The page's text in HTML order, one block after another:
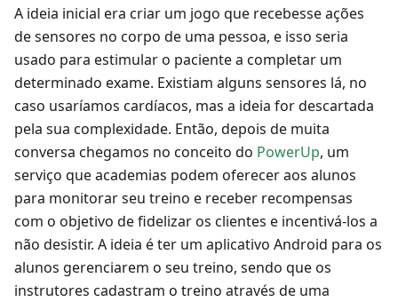
A ideia inicial era criar um jogo que recebesse ações
de sensores no corpo de uma pessoa, e isso seria
usado para estimular o paciente a completar um
determinado exame. Existiam alguns sensores lá, no
caso usaríamos cardíacos, mas a ideia for descartada
pela sua complexidade. Então, depois de muita
conversa chegamos no conceito do PowerUp, um
serviço que academias podem oferecer aos alunos
para monitorar seu treino e receber recompensas
com o objetivo de fidelizar os clientes e incentivá-los a
não desistir. A ideia é ter um aplicativo Android para os
alunos gerenciarem o seu treino, sendo que os
instrutores cadastram o treino através de uma